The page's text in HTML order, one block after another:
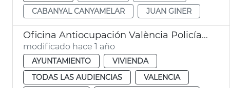
CABANYAL CANYAMELAR
JUAN GINER
Oficina Antiocupación València Policía Local
modificado hace 1 año
AYUNTAMIENTO
VIVIENDA
TODAS LAS AUDIENCIAS
VALENCIA